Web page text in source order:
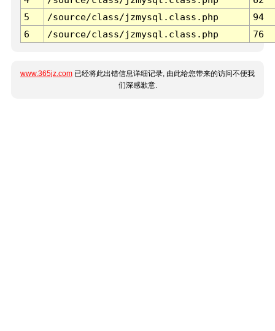
5
/source/class/jzmysql.class.php
94
6
/source/class/jzmysql.class.php 76
www.365jz.com 已经将此出错信息详细记录, 由此给您带来的访问不便我
们深感歉意.